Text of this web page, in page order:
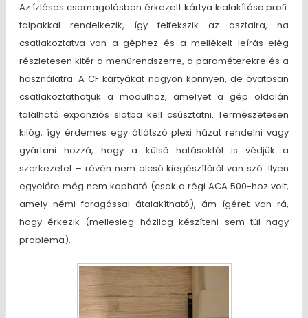
Az ízléses csomagolásban érkezett kártya kialakítása profi:
talpakkal rendelkezik, így felfekszik az asztalra, ha
csatlakoztatva van a géphez és a mellékelt leírás elég
részletesen kitér a menürendszerre, a paraméterekre és a
használatra. A CF kártyákat nagyon könnyen, de óvatosan
csatlakoztathatjuk a modulhoz, amelyet a gép oldalán
található expanziós slotba kell csúsztatni. Természetesen
kilóg, így érdemes egy átlátszó plexi házat rendelni vagy
gyártani hozzá, hogy a külső hatásoktól is védjük a
szerkezetet – révén nem olcsó kiegészítőről van szó. Ilyen
egyelőre még nem kapható (csak a régi ACA 500-hoz volt,
amely némi faragással átalakítható), ám ígéret van rá,
hogy érkezik (mellesleg házilag készíteni sem túl nagy
probléma).